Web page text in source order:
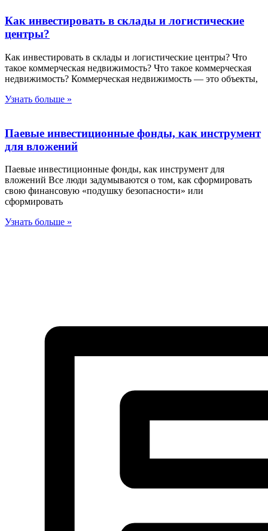
Как инвестировать в склады и логистические
центры?
Как инвестировать в склады и логистические центры? Что
такое коммерческая недвижимость? Что такое коммерческая
недвижимость? Коммерческая недвижимость — это объекты,
Узнать больше »
Паевые инвестиционные фонды, как инструмент
для вложений
Паевые инвестиционные фонды, как инструмент для
вложений Все люди задумываются о том, как сформировать
свою финансовую «подушку безопасности» или
сформировать
Узнать больше »